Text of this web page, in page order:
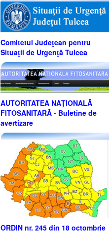
Comitetul Judeţean pentru
Situaţii de Urgenţă Tulcea
AUTORITATEA NAŢIONALĂ
FITOSANITARĂ - Buletine de
avertizare
ORDIN nr. 245 din 18 octombrie